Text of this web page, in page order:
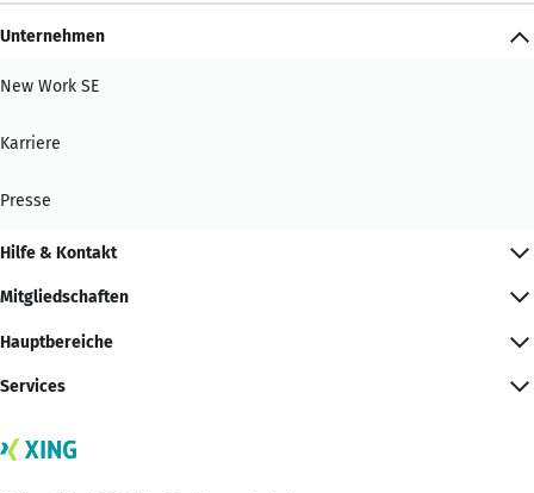
Unternehmen
New Work SE
Karriere
Presse
Hilfe & Kontakt
Mitgliedschaften
Hauptbereiche
Services